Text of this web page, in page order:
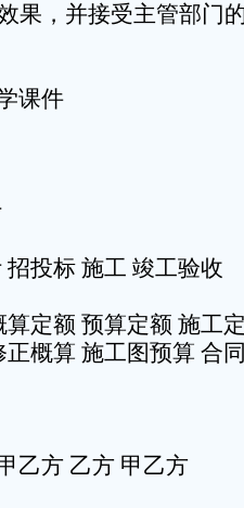
果，并接受主管部门
课件
招投标 施工 竣工验收
定额 预算定额 施工
概算 施工图预算 合
乙方 乙方 甲乙方